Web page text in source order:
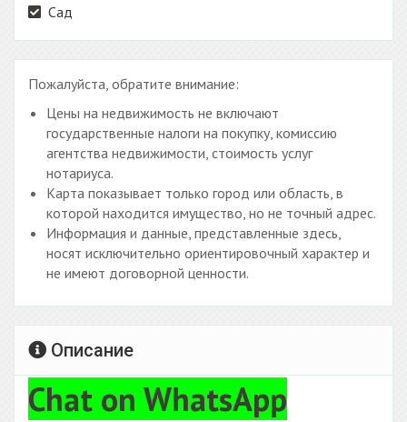
Сад
Пожалуйста, обратите внимание:
Цены на недвижимость не включают
государственные налоги на покупку, комиссию
агентства недвижимости, стоимость услуг
нотариуса.
Карта показывает только город или область, в
которой находится имущество, но не точный адрес.
Информация и данные, представленные здесь,
носят исключительно ориентировочный характер и
не имеют договорной ценности.
Описание
Chat on WhatsApp